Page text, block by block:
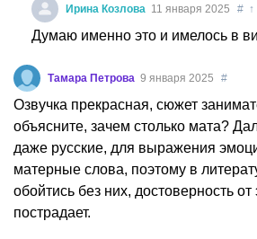
Ирина Козлова 11 января 2025 # ↑
Думаю именно это и имелось в
Тамара Петрова 9 января 2025 #
Озвучка прекрасная, сюжет
объясните, зачем столько мата?
даже русские, для выражения
матерные слова, поэтому в
обойтись без них, достоверность от
пострадает.